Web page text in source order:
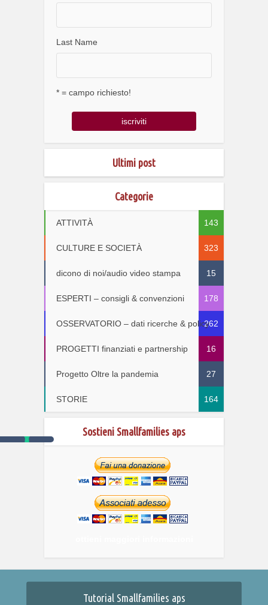
Last Name
* = campo richiesto!
Ultimi post
Categorie
ATTIVITÀ 143
CULTURE E SOCIETÀ 323
dicono di noi/audio video stampa 15
ESPERTI – consigli & convenzioni 178
OSSERVATORIO – dati ricerche & policy262
PROGETTI finanziati e partnership 16
Progetto Oltre la pandemia 27
STORIE 164
Sostieni Smallfamilies aps
Tutorial Smallfamilies aps